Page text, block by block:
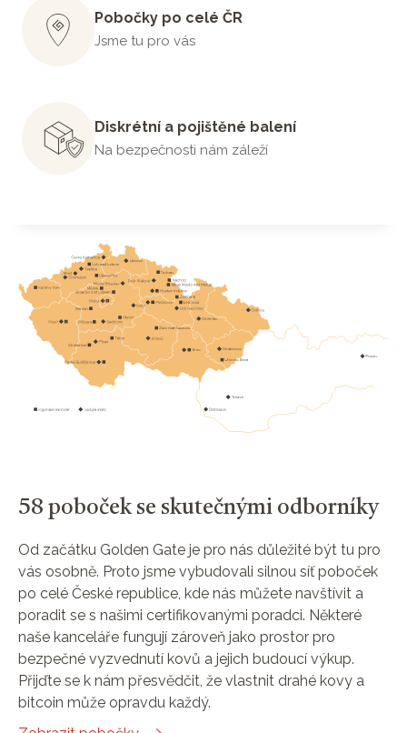
Pobočky po celé ČR
Jsme tu pro vás
Diskrétní a pojištěné balení
Na bezpečnosti nám záleží
58 poboček se skutečnými odborníky
Od začátku Golden Gate je pro nás důležité být tu pro
vás osobně. Proto jsme vybudovali silnou síť poboček
po celé České republice, kde nás můžete navštívit a
poradit se s našimi certifikovanými poradci. Některé
naše kanceláře fungují zároveň jako prostor pro
bezpečné vyzvednutí kovů a jejich budoucí výkup.
Přijďte se k nám přesvědčit, že vlastnit drahé kovy a
bitcoin může opravdu každý.